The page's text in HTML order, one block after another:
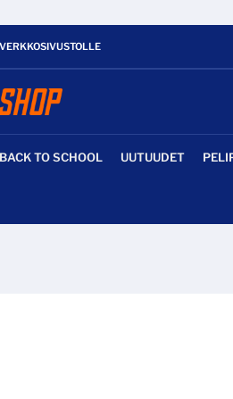
BACK TO SCHOOL UUTUUDET